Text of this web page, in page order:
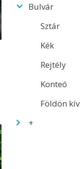
Bulvár
Sztár
Kék
Rejtély
Konteó
Földön
+